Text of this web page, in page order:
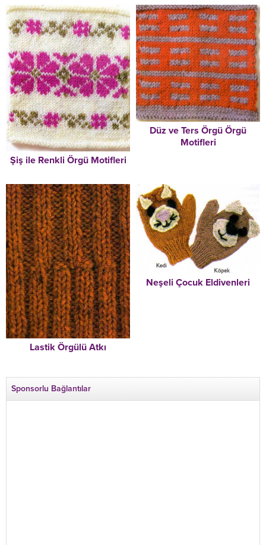
Şiş ile Renkli Örgü Motifleri
Düz ve Ters Örgü Örgü
Motifleri
Lastik Örgülü Atkı
Neşeli Çocuk Eldivenleri
Sponsorlu Bağlantılar